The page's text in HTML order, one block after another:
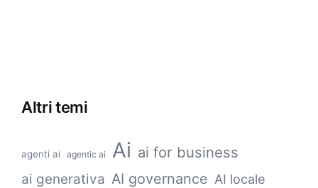
Altri temi
agenti ai agentic ai Ai ai for business
ai generativa AI governance AI locale